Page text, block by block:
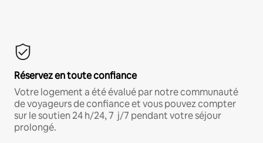
Réservez en toute confiance
Votre logement a été évalué par notre communauté
de voyageurs de confiance et vous pouvez compter
sur le soutien 24 h/24, 7 j/7 pendant votre séjour
prolongé.